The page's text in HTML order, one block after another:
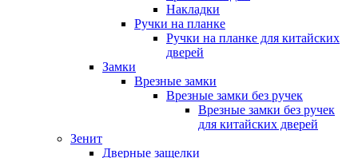
Накладки
Ручки на планке
Ручки на планке для китайских
дверей
Замки
Врезные замки
Врезные замки без ручек
Врезные замки без ручек
для китайских дверей
Зенит
Дверные защелки